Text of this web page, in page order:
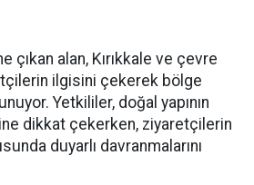
çıkan alan, Kırıkkale ve çevre
ilgisini çekerek bölge
Yetkililer, doğal yapının
dikkat çekerken, ziyaretçilerin
duyarlı davranmalarını